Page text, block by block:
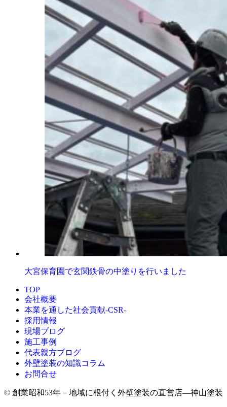
大宮保育園で玄関鉄骨の中塗りを行いました
TOP
会社概要
本業を通した社会貢献-CSR-
採用情報
現場ブログ
施工事例
代表親方ブログ
外壁塗装の知識コラム
お問合せ
© 創業昭和53年－地域に根付く外壁塗装の直営店―神山塗装